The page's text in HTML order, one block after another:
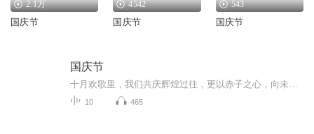
2.1万
国庆节
4542
国庆节
543
国庆节
国庆节
10 465